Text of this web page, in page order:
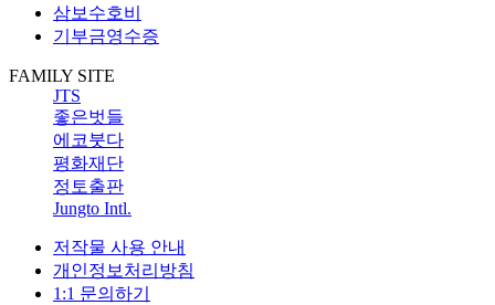
삼보수호비
기부금영수증
FAMILY SITE
JTS
좋은벗들
에코붓다
평화재단
정토출판
Jungto Intl.
저작물 사용 안내
개인정보처리방침
1:1 문의하기